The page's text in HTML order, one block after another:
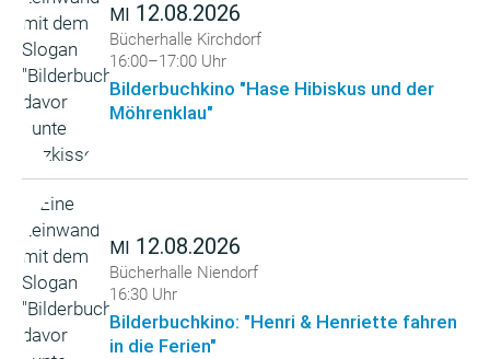
MI 12.08.2026
Bücherhalle Kirchdorf
16:00–17:00 Uhr
Bilderbuchkino "Hase Hibiskus und der
Möhrenklau"
MI 12.08.2026
Bücherhalle Niendorf
16:30 Uhr
Bilderbuchkino: "Henri & Henriette fahren
in die Ferien"